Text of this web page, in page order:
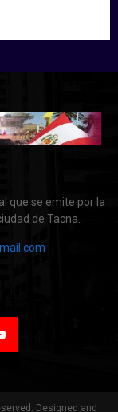
que se emite por la
de Tacna.
Designed and